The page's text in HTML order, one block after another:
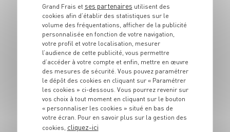
Salade César à
l'effiloché de truite
4 pers. 20 min 20 min
ENTRÉE
Grand Frais et ses partenaires utilisent des
cookies afin d’établir des statistiques sur le
volume des fréquentations, afficher de la publicité
personnalisée en fonction de votre navigation,
votre profil et votre localisation, mesurer
l’audience de cette publicité, vous permettre
d’accéder à votre compte et enfin, mettre en œuvre
des mesures de sécurité. Vous pouvez paramétrer
le dépôt des cookies en cliquant sur « Paramétrer
les cookies » ci-dessous. Vous pourrez revenir sur
vos choix à tout moment en cliquant sur le bouton
« personnaliser les cookies » situé en bas de
votre écran. Pour en savoir plus sur la gestion des
cookies, cliquez-ici